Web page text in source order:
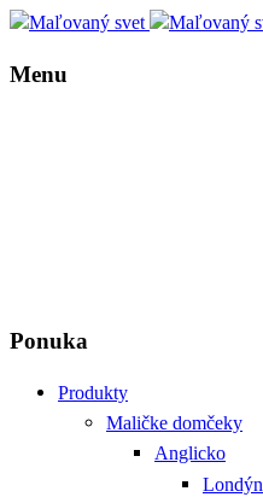
Menu
Ponuka
Produkty
Maličke domčeky
Anglicko
Londýn